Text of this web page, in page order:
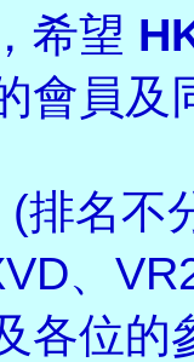
希望
會員及
排名不
、
各位的